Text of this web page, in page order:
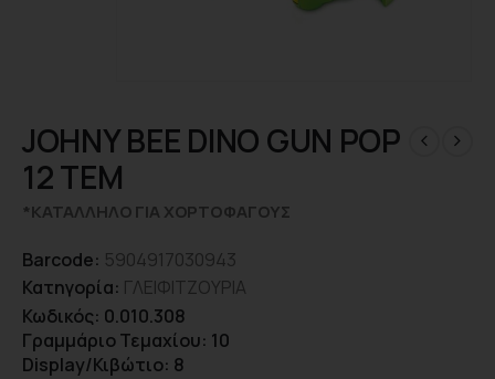
JOHNY BEE DINO GUN POP
12 TEM
*ΚΑΤΑΛΛΗΛΟ ΓΙΑ ΧΟΡΤΟΦΑΓΟΥΣ
Barcode: 5904917030943
Κατηγορία: ΓΛΕΙΦΙΤΖΟΥΡΙΑ
Κωδικός: 0.010.308
Γραμμάριο Τεμαχίου: 10
Display/Κιβώτιο: 8